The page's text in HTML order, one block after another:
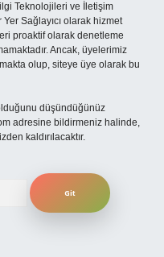
Teknolojileri ve İletişim
Sağlayıcı olarak hizmet
proaktif olarak denetleme
Ancak, üyelerimiz
olup, siteye üye olarak bu
düşündüğünüz
adresine bildirmeniz halinde,
kaldırılacaktır.